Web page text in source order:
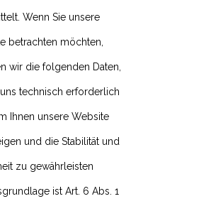
Wenn Sie unsere
betrachten möchten,
wir die folgenden Daten,
technisch erforderlich
Ihnen unsere Website
und die Stabilität und
zu gewährleisten
ist Art. 6 Abs. 1